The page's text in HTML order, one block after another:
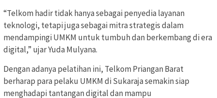
“Telkom hadir tidak hanya sebagai penyedia layanan
teknologi, tetapi juga sebagai mitra strategis dalam
mendampingi UMKM untuk tumbuh dan berkembang di era
digital,” ujar Yuda Mulyana.
Dengan adanya pelatihan ini, Telkom Priangan Barat
berharap para pelaku UMKM di Sukaraja semakin siap
menghadapi tantangan digital dan mampu